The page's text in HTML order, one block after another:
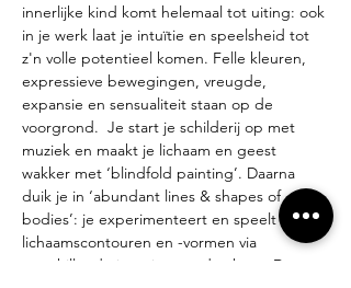
innerlijke kind komt helemaal tot uiting: ook
in je werk laat je intuïtie en speelsheid tot
z'n volle potentieel komen. Felle kleuren,
expressieve bewegingen, vreugde,
expansie en sensualiteit staan op de
voorgrond.  Je start je schilderij op met
muziek en maakt je lichaam en geest
wakker met ‘blindfold painting’. Daarna
duik je in ‘abundant lines & shapes of
bodies’: je experimenteert en speelt met
lichaamscontouren en -vormen via
verschillende intuïtieve opdrachten. De